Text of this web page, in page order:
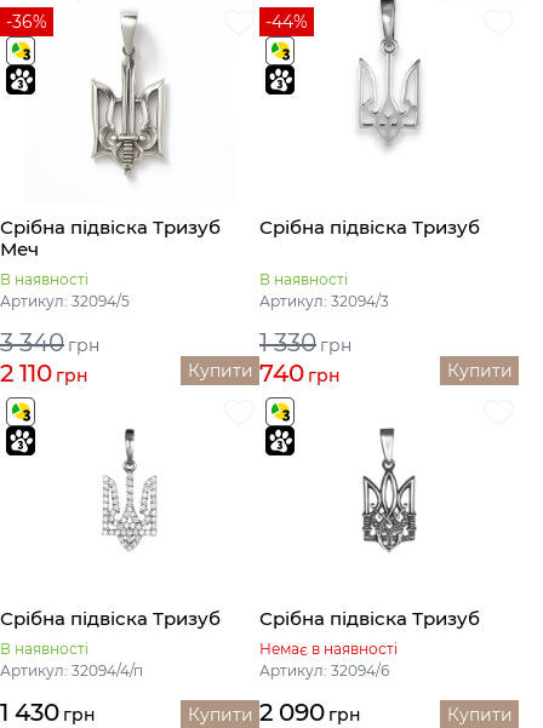
-36%
Срібна підвіска Тризуб
Меч
В наявності
Артикул: 32094/5
3 340 грн
2 110 грн Купити
-44%
Срібна підвіска Тризуб
В наявності
Артикул: 32094/3
1 330 грн
740 грн Купити
Срібна підвіска Тризуб
В наявності
Артикул: 32094/4/п
1 430 грн Купити
Срібна підвіска Тризуб
Немає в наявності
Артикул: 32094/6
2 090 грн Купити